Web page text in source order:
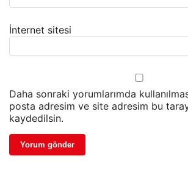
İnternet sitesi
Daha sonraki yorumlarımda
posta adresim ve site adresim bu
kaydedilsin.